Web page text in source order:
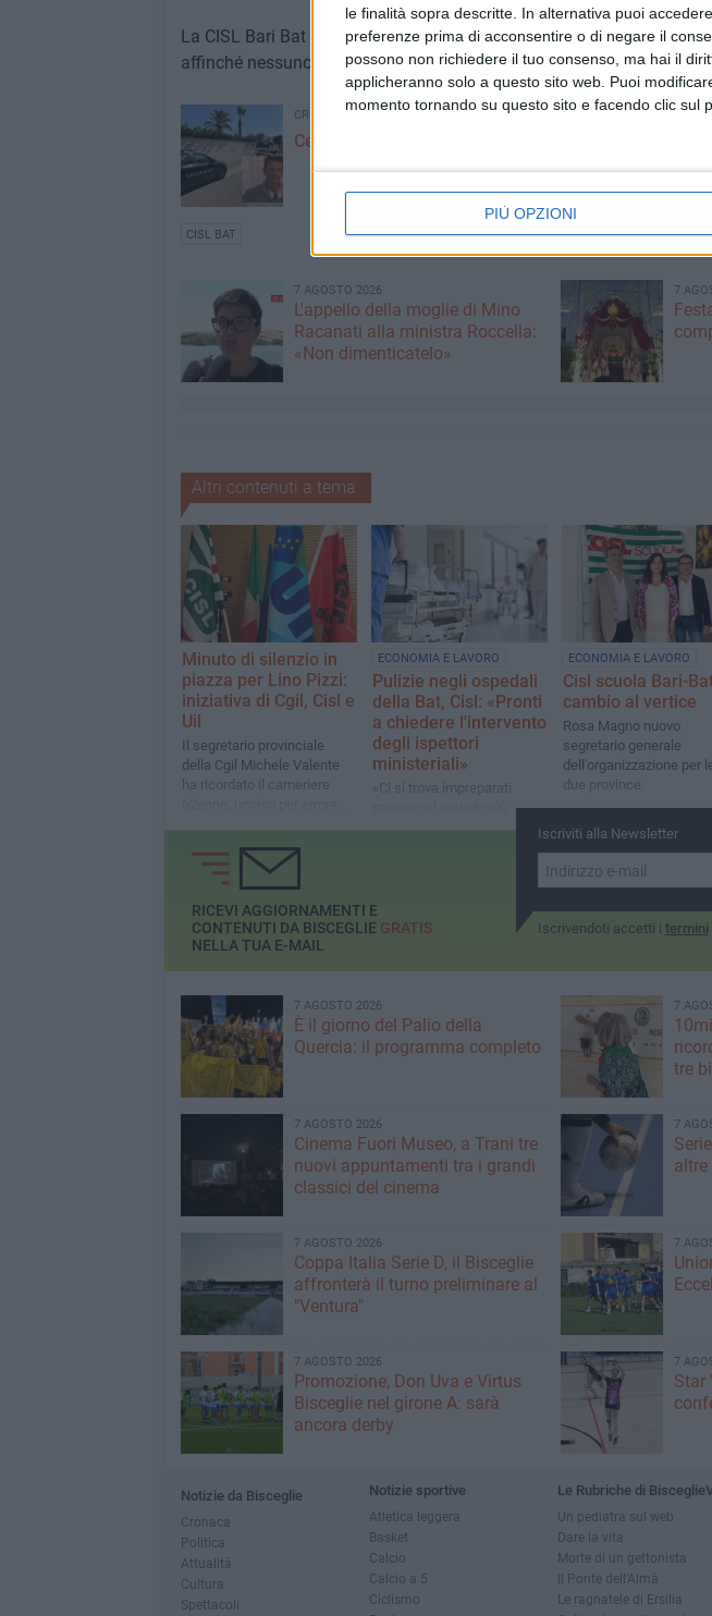
le finalità sopra descritte. In alternativa puoi
preferenze prima di acconsentire o di negare il
possono non richiedere il tuo consenso, ma hai il
applicheranno solo a questo sito web. Puoi
momento tornando su questo sito e facendo clic sul
PIÙ OPZIONI
La CISL Bari Bat continuerà a lottare per la tutela dei diritti e della
affinché nessuno debba più piangere la perdita di un proprio caro a
CRONACA
Cestello elevatore tocca cavi, 58enne muore
CISL BAT
7 AGOSTO 2026
L'appello della moglie di Mino
Racanati alla ministra Roccella:
«Non dimenticatelo»
7
Altri contenuti a tema
Minuto di silenzio in
piazza per Lino Pizzi:
iniziativa di Cgil, Cisl e
Uil
Il segretario provinciale
della Cgil Michele Valente
ha ricordato il cameriere
lavorando in un ristorante
ECONOMIA E LAVORO
Pulizie negli ospedali
della Bat, Cisl: «Pronti
a chiedere l'intervento
degli ispettori
ministeriali»
«Ci si trova impreparati
critico dell'anno»
ECONOMIA E LAVORO
Cisl scuola Bari-
cambio al vertice
Rosa Magno nuovo
segretario generale
dell'organizzazione per
due province
Iscriviti alla Newsletter
Iscrivendoti accetti i termini
RICEVI AGGIORNAMENTI E
CONTENUTI DA BISCEGLIE GRATIS
NELLA TUA E-MAIL
7 AGOSTO 2026
È il giorno del Palio della
Quercia: il programma completo
7
tre
7 AGOSTO 2026
Cinema Fuori Museo, a Trani tre
nuovi appuntamenti tra i grandi
classici del cinema
7
altre
7 AGOSTO 2026
Coppa Italia Serie D, il Bisceglie
affronterà il turno preliminare al
"Ventura"
7
7 AGOSTO 2026
Promozione, Don Uva e Virtus
Bisceglie nel girone A: sarà
ancora derby
7
Star
Notizie da Bisceglie
Cronaca
Politica
Attualità
Cultura
Spettacoli
Notizie sportive
Atletica leggera
Basket
Calcio
Calcio a 5
Ciclismo
Le Rubriche di
Un pediatra sul web
Dare la vita
Morte di un gettonista
Il Ponte dell'Almà
Le ragnatele di Ersilia